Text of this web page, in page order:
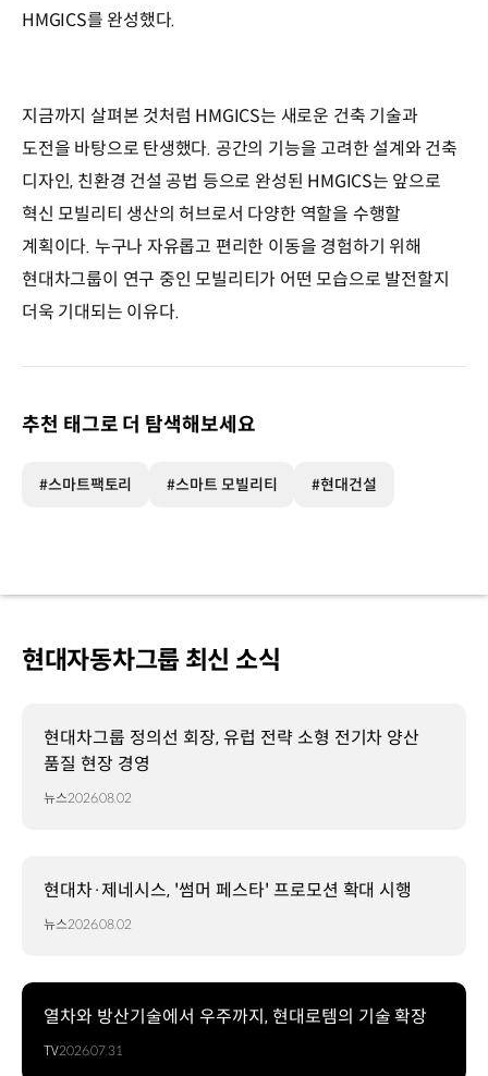
HMGICS를 완성했다.
지금까지 살펴본 것처럼 HMGICS는 새로운 건축 기술과
도전을 바탕으로 탄생했다. 공간의 기능을 고려한 설계와 건축
디자인, 친환경 건설 공법 등으로 완성된 HMGICS는 앞으로
혁신 모빌리티 생산의 허브로서 다양한 역할을 수행할
계획이다. 누구나 자유롭고 편리한 이동을 경험하기 위해
현대차그룹이 연구 중인 모빌리티가 어떤 모습으로 발전할지
더욱 기대되는 이유다.
추천 태그로 더 탐색해보세요
#스마트팩토리 #스마트 모빌리티 #현대건설
현대자동차그룹 최신 소식
현대차그룹 정의선 회장, 유럽 전략 소형 전기차 양산
품질 현장 경영
뉴스2026.08.02
현대차·제네시스, '썸머 페스타' 프로모션 확대 시행
뉴스2026.08.02
열차와 방산기술에서 우주까지, 현대로템의 기술 확장
TV2026.07.31